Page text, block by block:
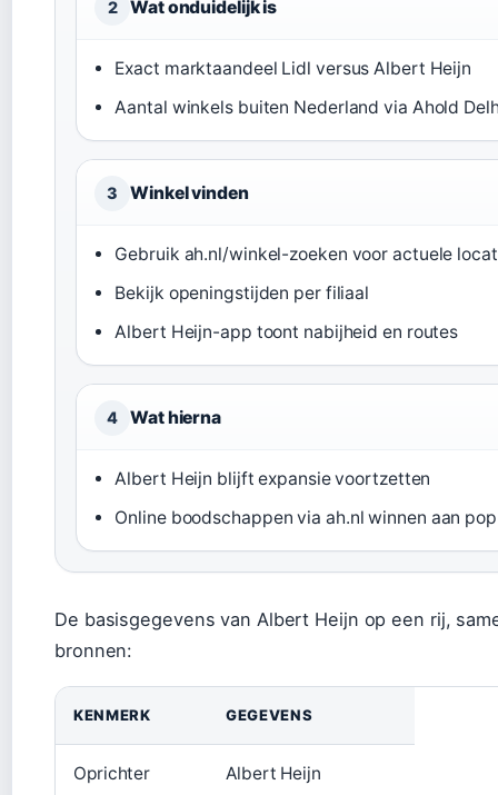
2 Wat onduidelijk is
Exact marktaandeel Lidl versus Albert Heijn
Aantal winkels buiten Nederland via Ahold
3 Winkel vinden
Gebruik ah.nl/winkel-zoeken voor actuele
Bekijk openingstijden per filiaal
Albert Heijn-app toont nabijheid en routes
4 Wat hierna
Albert Heijn blijft expansie voortzetten
Online boodschappen via ah.nl winnen aan
De basisgegevens van Albert Heijn op een rij,
bronnen:
KENMERK GEGEVENS
Oprichter Albert Heijn